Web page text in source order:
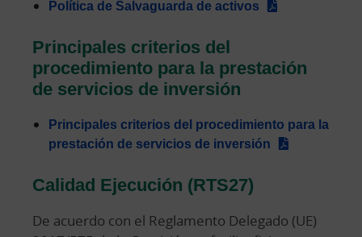
Política de Salvaguarda de activos
Principales criterios del
procedimiento para la prestación
de servicios de inversión
Principales criterios del procedimiento para la
prestación de servicios de inversión
Calidad Ejecución (RTS27)
De acuerdo con el Reglamento Delegado (UE)